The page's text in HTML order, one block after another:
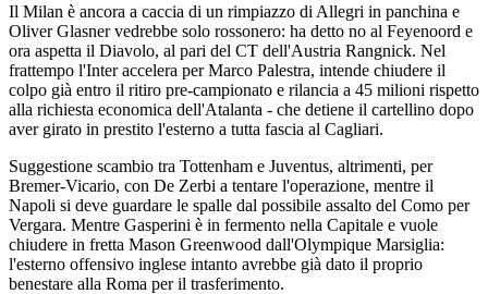
Il Milan è ancora a caccia di un rimpiazzo di Allegri in panchina e
Oliver Glasner vedrebbe solo rossonero: ha detto no al Feyenoord e
ora aspetta il Diavolo, al pari del CT dell'Austria Rangnick. Nel
frattempo l'Inter accelera per Marco Palestra, intende chiudere il
colpo già entro il ritiro pre-campionato e rilancia a 45 milioni rispetto
alla richiesta economica dell'Atalanta - che detiene il cartellino dopo
aver girato in prestito l'esterno a tutta fascia al Cagliari.
Suggestione scambio tra Tottenham e Juventus, altrimenti, per
Bremer-Vicario, con De Zerbi a tentare l'operazione, mentre il
Napoli si deve guardare le spalle dal possibile assalto del Como per
Vergara. Mentre Gasperini è in fermento nella Capitale e vuole
chiudere in fretta Mason Greenwood dall'Olympique Marsiglia:
l'esterno offensivo inglese intanto avrebbe già dato il proprio
benestare alla Roma per il trasferimento.